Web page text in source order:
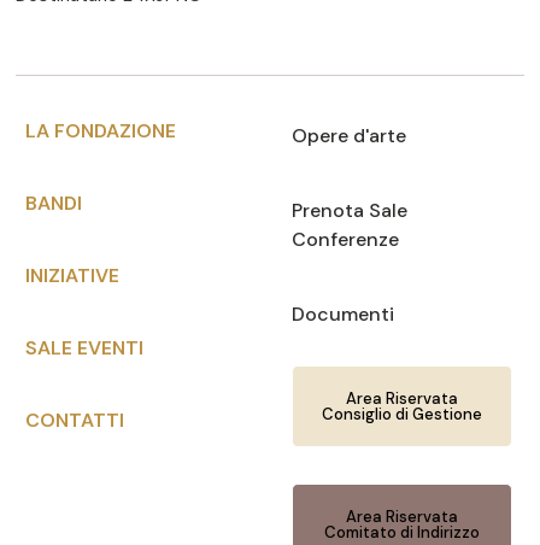
LA FONDAZIONE
BANDI
INIZIATIVE
SALE EVENTI
CONTATTI
Opere d'arte
Prenota Sale
Conferenze
Documenti
Area Riservata
Consiglio di Gestione
Area Riservata
Comitato di Indirizzo